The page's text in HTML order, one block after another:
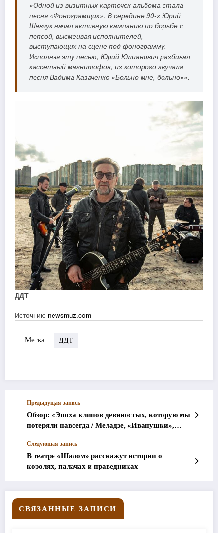
«Одной из визитных карточек альбома стала
песня «Фонограмщик». В середине 90-х Юрий
Шевчук начал активную кампанию по борьбе с
попсой, высмеивая исполнителей,
выступающих на сцене под фонограмму.
Исполняя эту песню, Юрий Юлианович разбивал
кассетный магнитофон, из которого звучала
песня Вадима Казаченко «Больно мне, больно»».
ДДТ
Источник: newsmuz.com
Метка ДДТ
Предыдущая запись
Обзор: «Эпоха клипов девяностых, которую мы
потеряли навсегда / Меладзе, «Иванушки»,
Следующая запись
В театре «Шалом» расскажут истории о
королях, палачах и праведниках
СВЯЗАННЫЕ ЗАПИСИ